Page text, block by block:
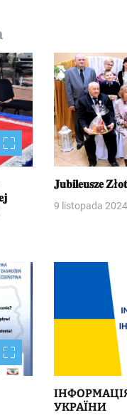
𝐉𝐮𝐛𝐢𝐥𝐞𝐮𝐬𝐳𝐞
9 listopada 2024
УКРАЇНИ